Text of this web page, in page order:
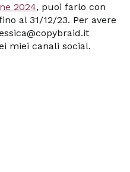
2024, puoi farlo con
al 31/12/23. Per avere
miei canali social.